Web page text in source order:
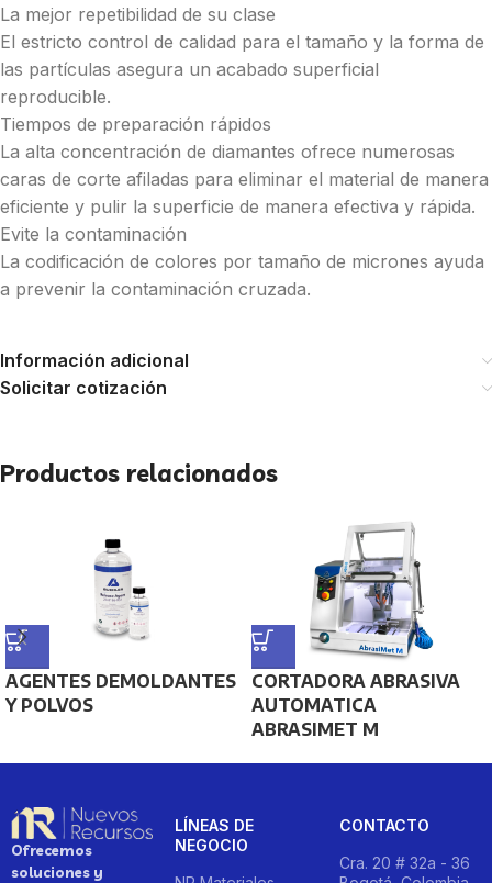
La mejor repetibilidad de su clase
El estricto control de calidad para el tamaño y la forma de
las partículas asegura un acabado superficial
reproducible.
Tiempos de preparación rápidos
La alta concentración de diamantes ofrece numerosas
caras de corte afiladas para eliminar el material de manera
eficiente y pulir la superficie de manera efectiva y rápida.
Evite la contaminación
La codificación de colores por tamaño de micrones ayuda
a prevenir la contaminación cruzada.
Información adicional
Solicitar cotización
Productos relacionados
AGENTES DEMOLDANTES
Y POLVOS
CORTADORA ABRASIVA
AUTOMATICA
ABRASIMET M
Ofrecemos
soluciones y
LÍNEAS DE
NEGOCIO
CONTACTO
Cra. 20 # 32a - 36